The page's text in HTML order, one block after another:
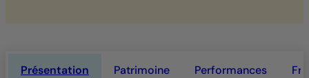
Présentation Patrimoine Performances